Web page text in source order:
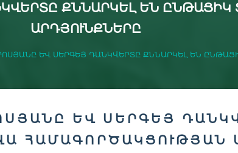
ՔՆՆԱՐԿԵԼ ԵՆ ԸՆԹԱՑԻԿ
ԱՐԴՅՈՒՆՔՆԵՐԸ
ԵՎ ՍԵՐԳԵՅ ԴԱՆԿՎԵՐՏԸ ՔՆՆԱՐԿԵԼ ԵՆ
ԵՎ ՍԵՐԳԵՅ
ՀԱՄԱԳՈՐԾԱԿՑՈՒԹՅԱՆ